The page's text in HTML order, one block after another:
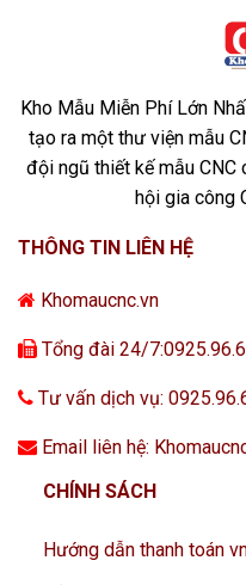
Kho Mẫu Miễn Phí Lớn
tạo ra một thư viện mẫu
đội ngũ thiết kế mẫu CNC
hội gia công
THÔNG TIN LIÊN HỆ
Khomaucnc.vn
Tổng đài 24/
Tư vấn dịch vụ:
Email liên hệ:
CHÍNH SÁCH
Hướng dẫn thanh toán